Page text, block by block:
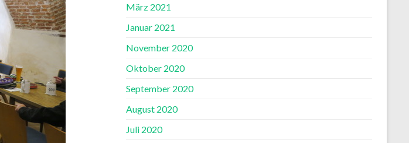
März 2021
Januar 2021
November 2020
Oktober 2020
September 2020
August 2020
Juli 2020